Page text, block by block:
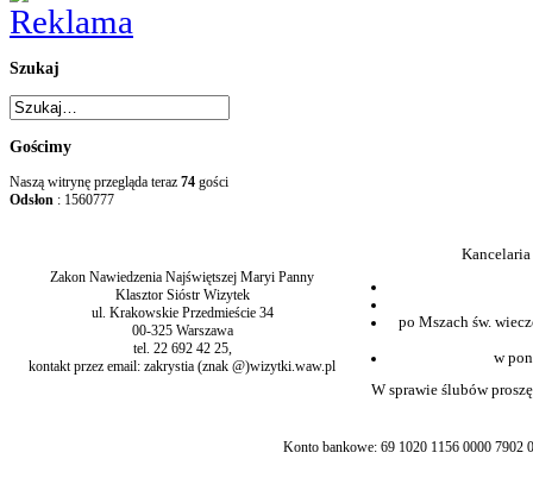
Szukaj
Gościmy
Naszą witrynę przegląda teraz 74 gości
Odsłon : 1560777
Zakon Nawiedzenia Najświętszej Maryi Panny
Klasztor Sióstr Wizytek
ul. Krakowskie Przedmieście 34
00-325 Warszawa
tel. 22 692 42 25,
kontakt przez email: zakrystia (znak @)wizytki.waw.pl
po Mszach św.
w
W sprawie ślubów
Konto bankowe: 69 1020 1156 0000 7902